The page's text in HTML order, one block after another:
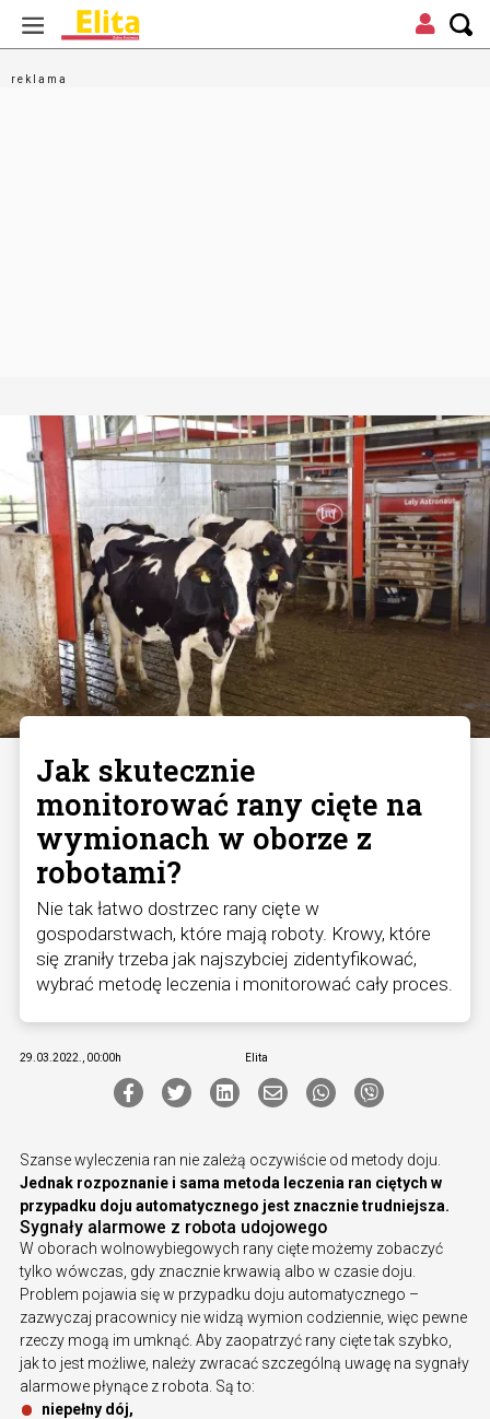
Jak skutecznie
monitorować rany cięte na
wymionach w oborze z
robotami?
Nie tak łatwo dostrzec rany cięte w
gospodarstwach, które mają roboty. Krowy, które
się zraniły trzeba jak najszybciej zidentyfikować,
wybrać metodę leczenia i monitorować cały proces.
29.03.2022., 00:00h Elita
Szanse wyleczenia ran nie zależą oczywiście od metody doju.
Jednak rozpoznanie i sama metoda leczenia ran ciętych w
przypadku doju automatycznego jest znacznie trudniejsza.
Sygnały alarmowe z robota udojowego
W oborach wolnowybiegowych rany cięte możemy zobaczyć
tylko wówczas, gdy znacznie krwawią albo w czasie doju.
Problem pojawia się w przypadku doju automatycznego –
zazwyczaj pracownicy nie widzą wymion codziennie, więc pewne
rzeczy mogą im umknąć. Aby zaopatrzyć rany cięte tak szybko,
jak to jest możliwe, należy zwracać szczególną uwagę na sygnały
alarmowe płynące z robota. Są to:
niepełny dój,